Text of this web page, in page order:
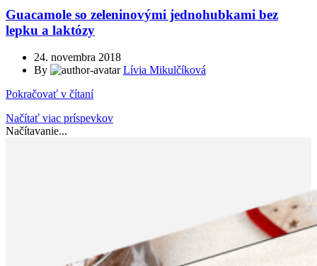
Guacamole so zeleninovými jednohubkami bez
lepku a laktózy
24. novembra 2018
By
Lívia Mikulčíková
Pokračovať v čítaní
Načítať viac príspevkov
Načítavanie...